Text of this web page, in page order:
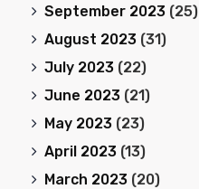
September 2023 (25)
August 2023 (31)
July 2023 (22)
June 2023 (21)
May 2023 (23)
April 2023 (13)
March 2023 (20)